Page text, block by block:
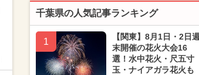
千葉県の人気記事ランキング
1
【関東】8月1日・2日週
末開催の花火大会16
選！水中花火・尺五寸
玉・ナイアガラ花火も